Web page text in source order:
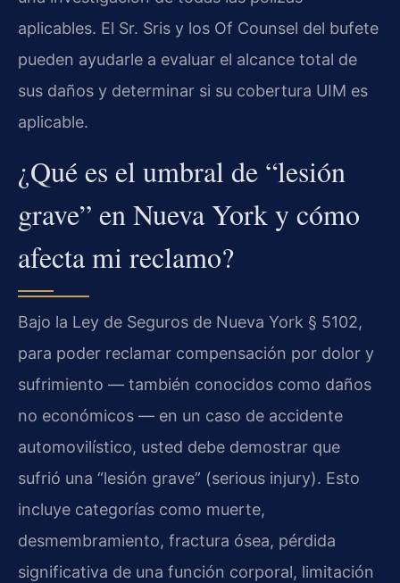
aplicables. El Sr. Sris y los Of Counsel del bufete
pueden ayudarle a evaluar el alcance total de
sus daños y determinar si su cobertura UIM es
aplicable.
¿Qué es el umbral de “lesión
grave” en Nueva York y cómo
afecta mi reclamo?
Bajo la Ley de Seguros de Nueva York § 5102,
para poder reclamar compensación por dolor y
sufrimiento — también conocidos como daños
no económicos — en un caso de accidente
automovilístico, usted debe demostrar que
sufrió una “lesión grave” (serious injury). Esto
incluye categorías como muerte,
desmembramiento, fractura ósea, pérdida
significativa de una función corporal, limitación